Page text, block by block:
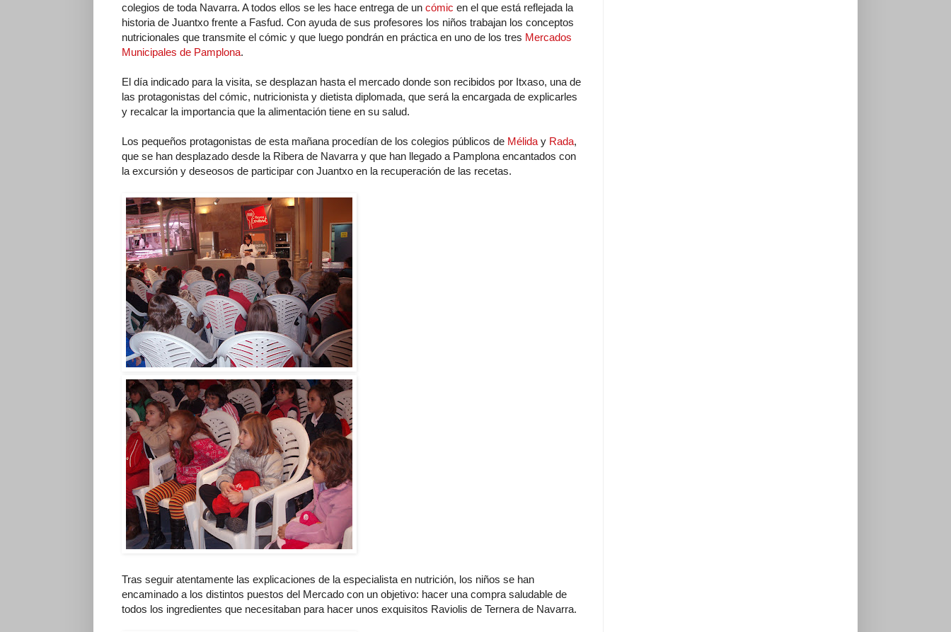
colegios de toda Navarra. A todos ellos se les hace entrega de un cómic en el que está reflejada la
historia de Juantxo frente a Fasfud. Con ayuda de sus profesores los niños trabajan los conceptos
nutricionales que transmite el cómic y que luego pondrán en práctica en uno de los tres Mercados
Municipales de Pamplona.
El día indicado para la visita, se desplazan hasta el mercado donde son recibidos por Itxaso, una de
las protagonistas del cómic, nutricionista y dietista diplomada, que será la encargada de explicarles
y recalcar la importancia que la alimentación tiene en su salud.
Los pequeños protagonistas de esta mañana procedían de los colegios públicos de Mélida y Rada,
que se han desplazado desde la Ribera de Navarra y que han llegado a Pamplona encantados con
la excursión y deseosos de participar con Juantxo en la recuperación de las recetas.
Tras seguir atentamente las explicaciones de la especialista en nutrición, los niños se han
encaminado a los distintos puestos del Mercado con un objetivo: hacer una compra saludable de
todos los ingredientes que necesitaban para hacer unos exquisitos Raviolis de Ternera de Navarra.